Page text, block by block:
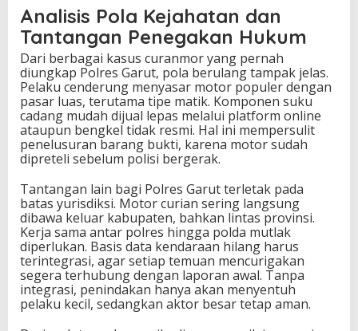
Analisis Pola Kejahatan dan
Tantangan Penegakan Hukum
Dari berbagai kasus curanmor yang pernah
diungkap Polres Garut, pola berulang tampak jelas.
Pelaku cenderung menyasar motor populer dengan
pasar luas, terutama tipe matik. Komponen suku
cadang mudah dijual lepas melalui platform online
ataupun bengkel tidak resmi. Hal ini mempersulit
penelusuran barang bukti, karena motor sudah
dipreteli sebelum polisi bergerak.
Tantangan lain bagi Polres Garut terletak pada
batas yurisdiksi. Motor curian sering langsung
dibawa keluar kabupaten, bahkan lintas provinsi.
Kerja sama antar polres hingga polda mutlak
diperlukan. Basis data kendaraan hilang harus
terintegrasi, agar setiap temuan mencurigakan
segera terhubung dengan laporan awal. Tanpa
integrasi, penindakan hanya akan menyentuh
pelaku kecil, sedangkan aktor besar tetap aman.